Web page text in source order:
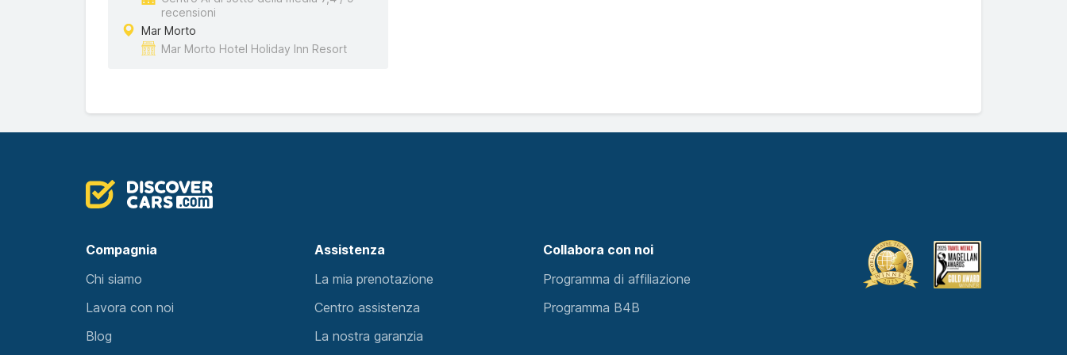
recensioni
Mar Morto
Mar Morto Hotel Holiday Inn Resort
Compagnia Assistenza Collabora con noi